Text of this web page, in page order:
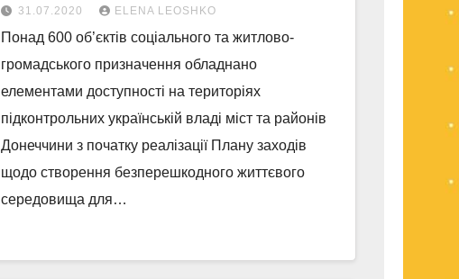
та житлово-громадського
призначення обладнано
елементами доступності
31.07.2020 ELENA LEOSHKO
Понад 600 об’єктів соціального та житлово-
громадського призначення обладнано
елементами доступності на територіях
підконтрольних українській владі міст та районів
Донеччини з початку реалізації Плану заходів
щодо створення безперешкодного життєвого
середовища для…